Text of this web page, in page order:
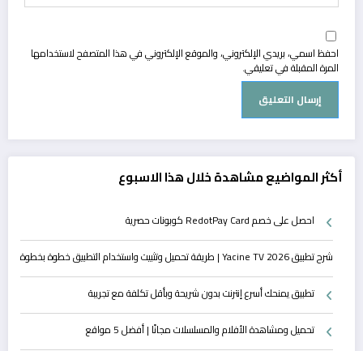
احفظ اسمي، بريدي الإلكتروني، والموقع الإلكتروني في هذا المتصفح لاستخدامها
المرة المقبلة في تعليقي.
أكثر المواضيع مشاهدة خلال هذا الاسبوع
احصل على خصم RedotPay Card كوبونات حصرية
شرح تطبيق Yacine TV 2026 | طريقة تحميل وتثبيت واستخدام التطبيق خطوة بخطوة
تطبيق يمنحك أسرع إنترنت بدون شريحة وبأقل تكلفة مع تجريبة
تحميل ومشاهدة الأفلام والمسلسلات مجانًا | أفضل 5 مواقع